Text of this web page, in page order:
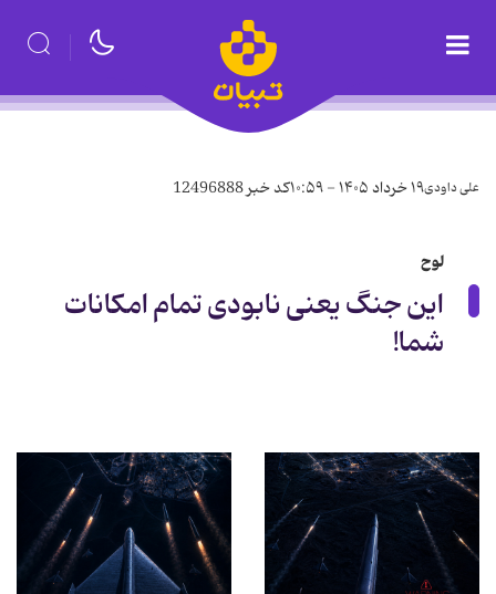
علی داودی۱۹ خرداد ۱۴۰۵ - ۱۰:۵۹ کد خبر12496888
لوح
این جنگ یعنی نابودی تمام امکانات
شما!